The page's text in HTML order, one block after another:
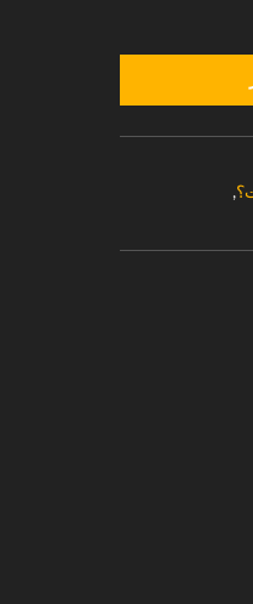
,